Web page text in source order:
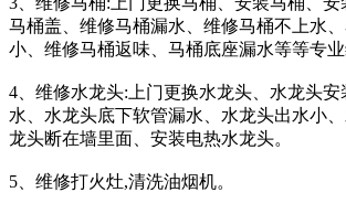
马桶盖、维修马桶漏水、维修马桶不上水
小、维修马桶返味、马桶底座漏水等等专业
4、维修水龙头:上门更换水龙头、水龙头
水、水龙头底下软管漏水、水龙头出水小
龙头断在墙里面、安装电热水龙头。
5、维修打火灶,清洗油烟机。